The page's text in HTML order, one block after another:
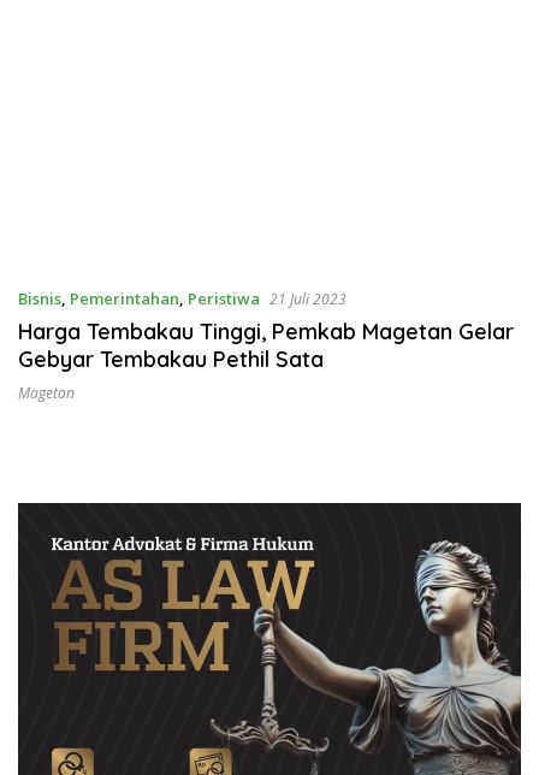
Bisnis, Pemerintahan, Peristiwa 21 Juli 2023
Harga Tembakau Tinggi, Pemkab Magetan Gelar
Gebyar Tembakau Pethil Sata
Magetan